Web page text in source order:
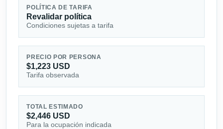
POLÍTICA DE TARIFA
Revalidar política
Condiciones sujetas a tarifa
PRECIO POR PERSONA
$1,223 USD
Tarifa observada
TOTAL ESTIMADO
$2,446 USD
Para la ocupación indicada